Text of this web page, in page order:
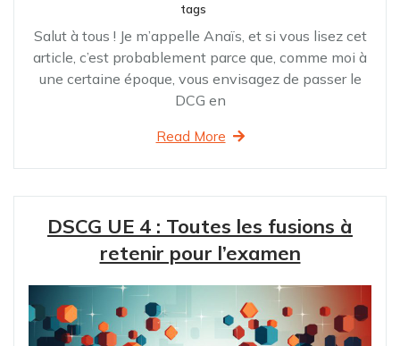
tags
Salut à tous ! Je m’appelle Anaïs, et si vous lisez cet
article, c’est probablement parce que, comme moi à
une certaine époque, vous envisagez de passer le
DCG en
Read More
DSCG UE 4 : Toutes les fusions à
retenir pour l’examen